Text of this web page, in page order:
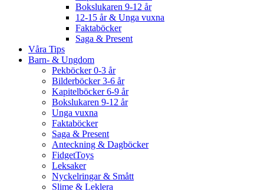
Bokslukaren 9-12 år
12-15 år & Unga vuxna
Faktaböcker
Saga & Present
Våra Tips
Barn- & Ungdom
Pekböcker 0-3 år
Bilderböcker 3-6 år
Kapitelböcker 6-9 år
Bokslukaren 9-12 år
Unga vuxna
Faktaböcker
Saga & Present
Anteckning & Dagböcker
FidgetToys
Leksaker
Nyckelringar & Smått
Slime & Leklera